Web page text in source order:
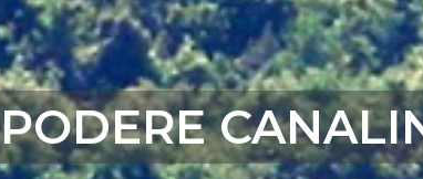
PODERE